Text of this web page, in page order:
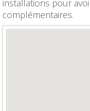
installations pour
complémentaires.